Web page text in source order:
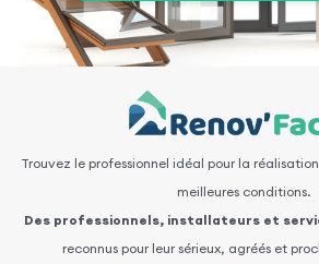
Trouvez le professionnel idéal pour la
meilleures conditions.
Des professionnels, installateurs et
reconnus pour leur sérieux, agréés et